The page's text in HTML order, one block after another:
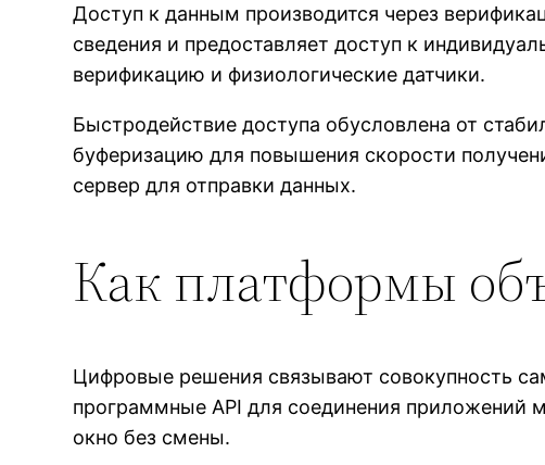
Доступ к данным производится через
сведения и предоставляет доступ к
верификацию и физиологические датчики.
Быстродействие доступа обусловлена от
буферизацию для повышения скорости
сервер для отправки данных.
Как платформы
Цифровые решения связывают совокупность
программные API для соединения приложений
окно без смены.